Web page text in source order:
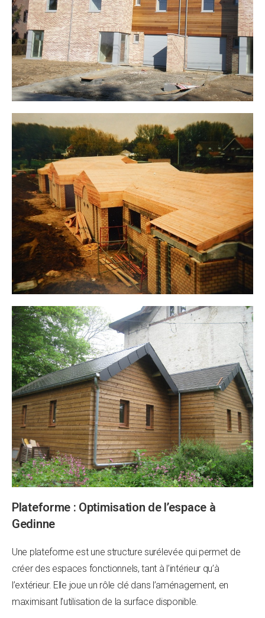
Plateforme : Optimisation de l’espace à
Gedinne
Une plateforme est une structure surélevée qui permet de
créer des espaces fonctionnels, tant à l’intérieur qu’à
l’extérieur. Elle joue un rôle clé dans l’aménagement, en
maximisant l’utilisation de la surface disponible.